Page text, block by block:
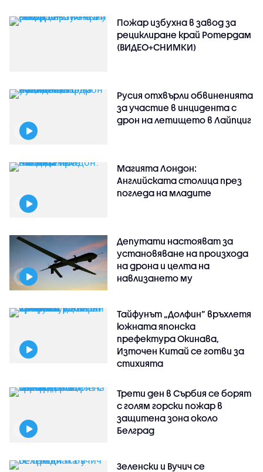
Пожар избухна в завод за
рециклиране край Ротердам
(ВИДЕО+СНИМКИ)
Русия отхвърли обвиненията
за участие в инцидента с
дрон на летището в Лайпциг
Магията Лондон:
Английската столица през
погледа на младите
Депутати настояват за
установяване на произхода
на дрона и целта на
навлизането му
Тайфунът „Долфин” връхлетя
южната японска
префектура Окинава,
Източен Китай се готви за
стихията
Трети ден в Сърбия се борят
с голям горски пожар в
защитена зона около
Белград
Зеленски и Вучич се